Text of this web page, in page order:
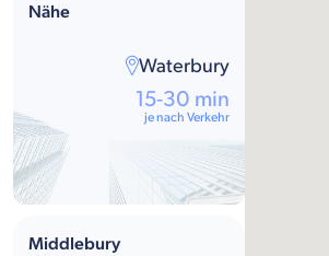
Nähe
Waterbury
15-30 min
je nach Verkehr
Middlebury